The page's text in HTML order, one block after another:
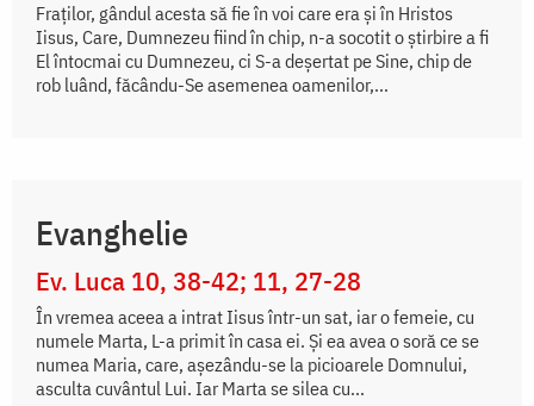
Fraților, gândul acesta să fie în voi care era și în Hristos
Iisus, Care, Dumnezeu fiind în chip, n-a socotit o știrbire a fi
El întocmai cu Dumnezeu, ci S-a deșertat pe Sine, chip de
rob luând, făcându-Se asemenea oamenilor,...
Evanghelie
Ev. Luca 10, 38-42; 11, 27-28
În vremea aceea a intrat Iisus într-un sat, iar o femeie, cu
numele Marta, L-a primit în casa ei. Și ea avea o soră ce se
numea Maria, care, așezându-se la picioarele Domnului,
asculta cuvântul Lui. Iar Marta se silea cu...